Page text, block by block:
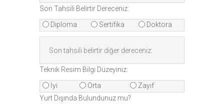
Son Tahsili Belirtir Dereceniz:
Diploma
Sertifika Doktora
Teknik Resim Bilgi Düzeyiniz:
İyi
Orta
Zayıf
Yurt Dışında Bulundunuz mu?